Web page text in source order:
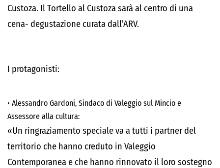
Custoza. Il Tortello al Custoza sarà al centro di una
cena- degustazione curata dall’ARV.
I protagonisti:
• Alessandro Gardoni, Sindaco di Valeggio sul Mincio e
Assessore alla cultura:
«Un ringraziamento speciale va a tutti i partner del
territorio che hanno creduto in Valeggio
Contemporanea e che hanno rinnovato il loro sostegno